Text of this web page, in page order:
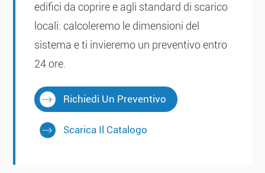
edifici da coprire e agli standard di scarico
locali: calcoleremo le dimensioni del
sistema e ti invieremo un preventivo entro
24 ore.
Richiedi Un Preventivo
Scarica Il Catalogo